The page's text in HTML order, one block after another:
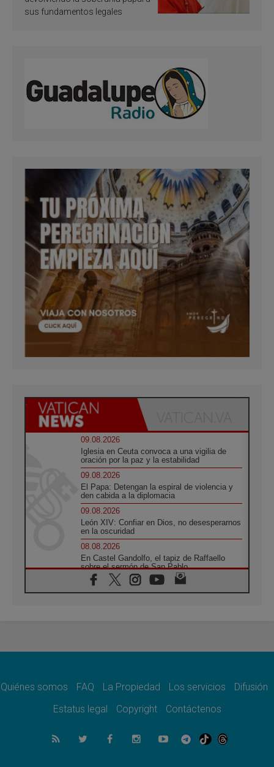
sus fundamentos legales
09.08.2026
Iglesia en Ceuta convoca a una vigilia de
oración por la paz y la estabilidad
09.08.2026
El Papa: Detengan la espiral de violencia y
den cabida a la diplomacia
09.08.2026
León XIV: Confiar en Dios, no desesperarnos
en la oscuridad
08.08.2026
En Castel Gandolfo, el tapiz de Raffaello
sobre el sermón de San Pablo
08.08.2026
En Colombia, «la paz no se compra con una
08.08.2026
08.08.2026
del Buen Consejo de Genazzano
Filipinas: el Vicariato Apostólico de Calapán
se convierte en diócesis
Quiénes somos FAQ La Propiedad Los servicios
Difusión
Estatus legal
Copyright Contáctenos